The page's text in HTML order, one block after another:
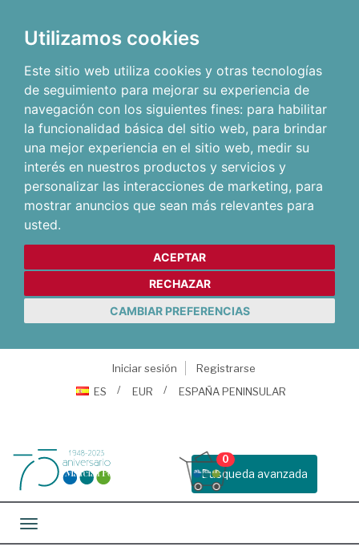
Utilizamos cookies
Este sitio web utiliza cookies y otras tecnologías
de seguimiento para mejorar su experiencia de
navegación con los siguientes fines: para habilitar
la funcionalidad básica del sitio web, para brindar
una mejor experiencia en el sitio web, medir su
interés en nuestros productos y servicios y
personalizar las interacciones de marketing, para
mostrar anuncios que sean más relevantes para
usted.
ACEPTAR
RECHAZAR
CAMBIAR PREFERENCIAS
Iniciar sesión
Registrarse
ES
EUR ESPAÑA PENINSULAR
Busqueda avanzada
0
Toggle navigation